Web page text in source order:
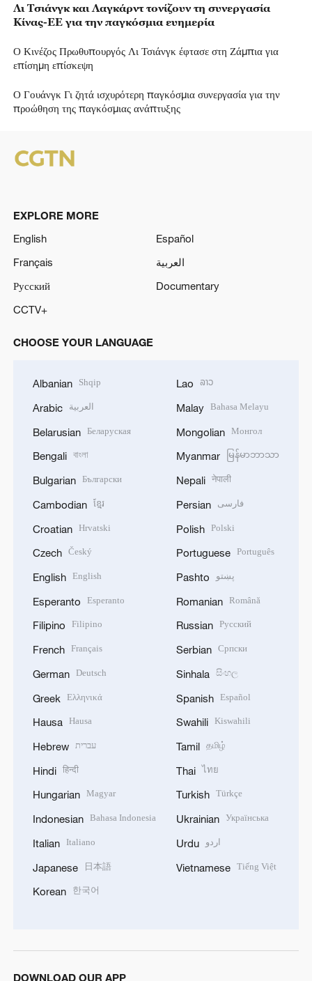
Λι Τσιάνγκ και Λαγκάρντ τονίζουν τη συνεργασία
Κίνας-ΕΕ για την παγκόσμια ευημερία
Ο Κινέζος Πρωθυπουργός Λι Τσιάνγκ έφτασε στη Ζάμπια για
επίσημη επίσκεψη
Ο Γουάνγκ Γι ζητά ισχυρότερη παγκόσμια συνεργασία για την
προώθηση της παγκόσμιας ανάπτυξης
EXPLORE MORE
English
Español
Français
العربية
Русский
Documentary
CCTV+
CHOOSE YOUR LANGUAGE
Albanian Shqip
Arabic العربية
Belarusian Беларуская
Bengali বাংলা
Bulgarian Български
Cambodian ខ្មែរ
Croatian Hrvatski
Czech Český
English English
Esperanto Esperanto
Filipino Filipino
French Français
German Deutsch
Greek Ελληνικά
Hausa Hausa
Hebrew עברית
Hindi हिन्दी
Hungarian Magyar
Indonesian Bahasa Indonesia
Italian Italiano
Japanese 日本語
Korean 한국어
Lao ລາວ
Malay Bahasa Melayu
Mongolian Монгол
Myanmar မြန်မာဘာသာ
Nepali नेपाली
Persian فارسی
Polish Polski
Portuguese Português
Pashto پښتو
Romanian Română
Russian Русский
Serbian Српски
Sinhala සිංහල
Spanish Español
Swahili Kiswahili
Tamil தமிழ்
Thai ไทย
Turkish Türkçe
Ukrainian Українська
Urdu اردو
Vietnamese Tiếng Việt
DOWNLOAD OUR APP